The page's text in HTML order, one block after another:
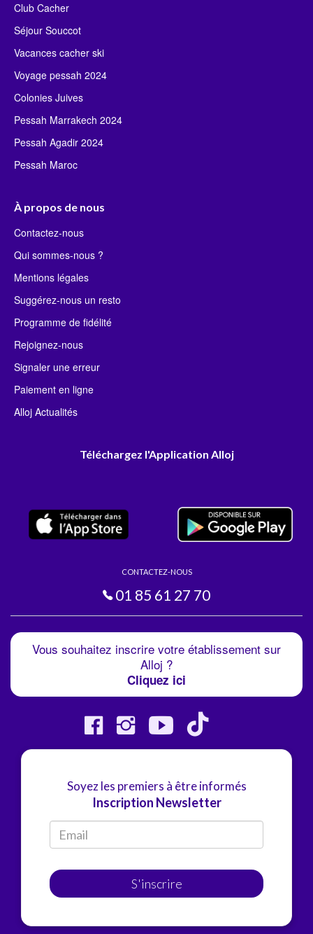
Club Cacher
Séjour Souccot
Vacances cacher ski
Voyage pessah 2024
Colonies Juives
Pessah Marrakech 2024
Pessah Agadir 2024
Pessah Maroc
À propos de nous
Contactez-nous
Qui sommes-nous ?
Mentions légales
Suggérez-nous un resto
Programme de fidélité
Rejoignez-nous
Signaler une erreur
Paiement en ligne
Alloj Actualités
Téléchargez l'Application Alloj
CONTACTEZ-NOUS
01 85 61 27 70
Vous souhaitez inscrire votre établissement sur
Alloj ?
Cliquez ici
Soyez les premiers à être informés
Inscription Newsletter
S'inscrire